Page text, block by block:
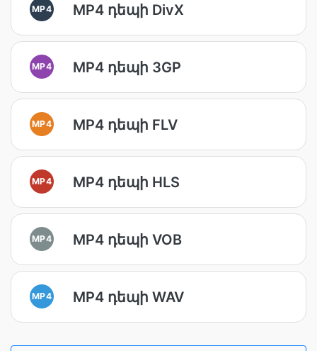
MP4 MP4 դեպի DivX
MP4 MP4 դեպի 3GP
MP4 MP4 դեպի FLV
MP4 MP4 դեպի HLS
MP4 MP4 դեպի VOB
MP4 MP4 դեպի WAV